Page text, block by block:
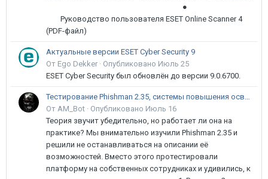
●
Руководство пользователя ESET Online Scanner 4
(PDF-файл)
Актуальные версии ESET Cyber Security 9
От Ego Dekker · Опубликовано Июль 25
ESET Cyber Security был обновлён до версии 9.0.6700.
Тестирование Phishman 2.35, системы повышения осведомлённости пользователей в сфере ИБ
От AM_Bot · Опубликовано Июль 16
Теория звучит убедительно, но работает ли она на
практике? Мы внимательно изучили Phishman 2.35 и
решили не останавливаться на описании её
возможностей. Вместо этого протестировали
платформу на собственных сотрудниках и удивились, к